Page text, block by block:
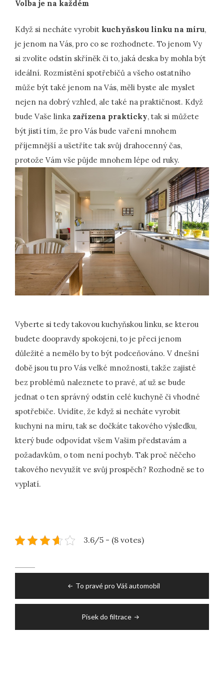
Volba je na každém
Když si necháte vyrobit kuchyňskou linku na míru,
je jenom na Vás, pro co se rozhodnete. To jenom Vy
si zvolíte odstín skříněk či to, jaká deska by mohla být
ideální. Rozmístění spotřebičů a všeho ostatního
může být také jenom na Vás, měli byste ale myslet
nejen na dobrý vzhled, ale také na praktičnost. Když
bude Vaše linka zařízena prakticky, tak si můžete
být jistí tím, že pro Vás bude vaření mnohem
příjemnější a ušetříte tak svůj drahocenný čas,
protože Vám vše půjde mnohem lépe od ruky.
Vyberte si tedy takovou kuchyňskou linku, se kterou
budete doopravdy spokojeni, to je přeci jenom
důležité a nemělo by to být podceňováno. V dnešní
době jsou tu pro Vás velké množnosti, takže zajisté
bez problémů naleznete to pravé, ať už se bude
jednat o ten správný odstín celé kuchyně či vhodné
spotřebiče. Uvidíte, že když si necháte vyrobit
kuchyni na míru, tak se dočkáte takového výsledku,
který bude odpovídat všem Vašim představám a
požadavkům, o tom není pochyb. Tak proč něčeho
takového nevyužít ve svůj prospěch? Rozhodně se to
vyplatí.
3.6/5 - (8 votes)
navigation
To pravé pro Váš automobil
Písek do filtrace